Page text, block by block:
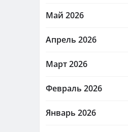
Май 2026
Апрель 2026
Март 2026
Февраль 2026
Январь 2026